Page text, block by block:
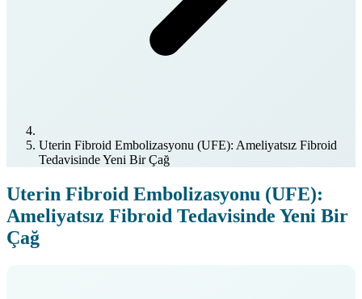
Uterin Fibroid Embolizasyonu (UFE): Ameliyatsız Fibroid
Tedavisinde Yeni Bir Çağ
Uterin Fibroid Embolizasyonu (UFE):
Ameliyatsız Fibroid Tedavisinde Yeni Bir
Çağ